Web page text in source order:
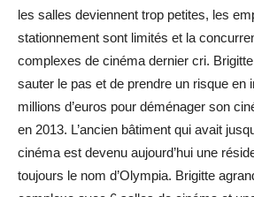
les salles deviennent trop petites, les
stationnement sont limités et la
complexes de cinéma dernier cri.
sauter le pas et de prendre un risque en
millions d’euros pour déménager son
en 2013. L’ancien bâtiment qui avait
cinéma est devenu aujourd’hui une
toujours le nom d’Olympia. Brigitte